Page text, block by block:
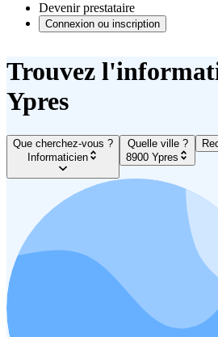
Devenir prestataire
Connexion ou inscription
Trouvez
Ypres
Que cherchez-vous ?
Informaticien
Quelle ville ?
8900 Ypres